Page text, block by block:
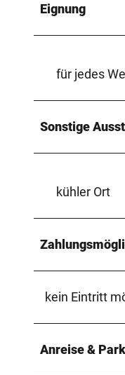
Eignung
für jedes
Sonstige
kühler Ort
kein Eintritt
Anreise &